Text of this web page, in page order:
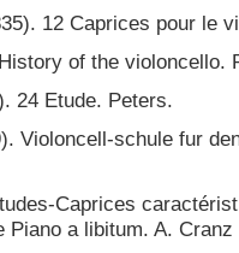
12 Caprices pour le
of the violoncello.
24 Etude. Peters.
Violoncell-schule fur
Caprices
Piano a libitum. A. Cranz